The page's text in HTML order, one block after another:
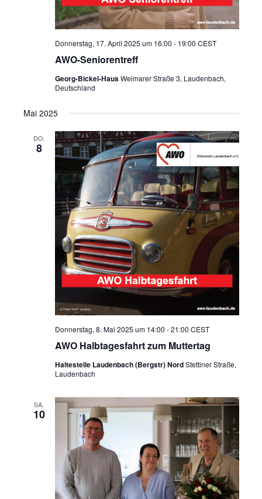
e
n
S
c
e
u
n
d
A
n
s
i
c
h
t
e
n
,
N
a
v
g
a
t
i
o
n
e
n
-
i
n
AWO-Seniorentreff
Donnerstag, 17. April 2025 um 16:00 - 19:00 CEST
Georg-Bickel-HausWeimarer Straße 3, Laudenbach,
Deutschland
Mai 2025
DO.
8
AWO Halbtagesfahrt zum Muttertag
Donnerstag, 8. Mai 2025 um 14:00 -21:00 CEST
Haltestelle Laudenbach (Bergstr) NordStettiner Straße,
Laudenbach
SA.
10